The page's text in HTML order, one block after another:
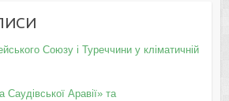
Союзу і Туреччини у кліматичній
Саудівської Аравії» та